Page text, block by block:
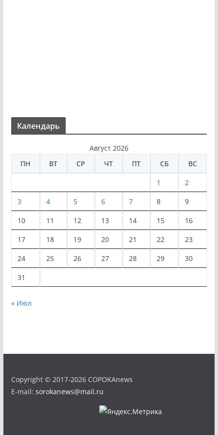
Календарь
Август 2026
ПН
ВТ СР ЧТ ПТ СБ ВС
1 2
3 4 5 6 7 8 9
10 11 12 13 14 15 16
17 18 19 20 21 22 23
24 25 26 27 28 29 30
31
« Июл
Copyright © 2017-2026 COPOKAnews
E-mail: sorokanews@mail.ru